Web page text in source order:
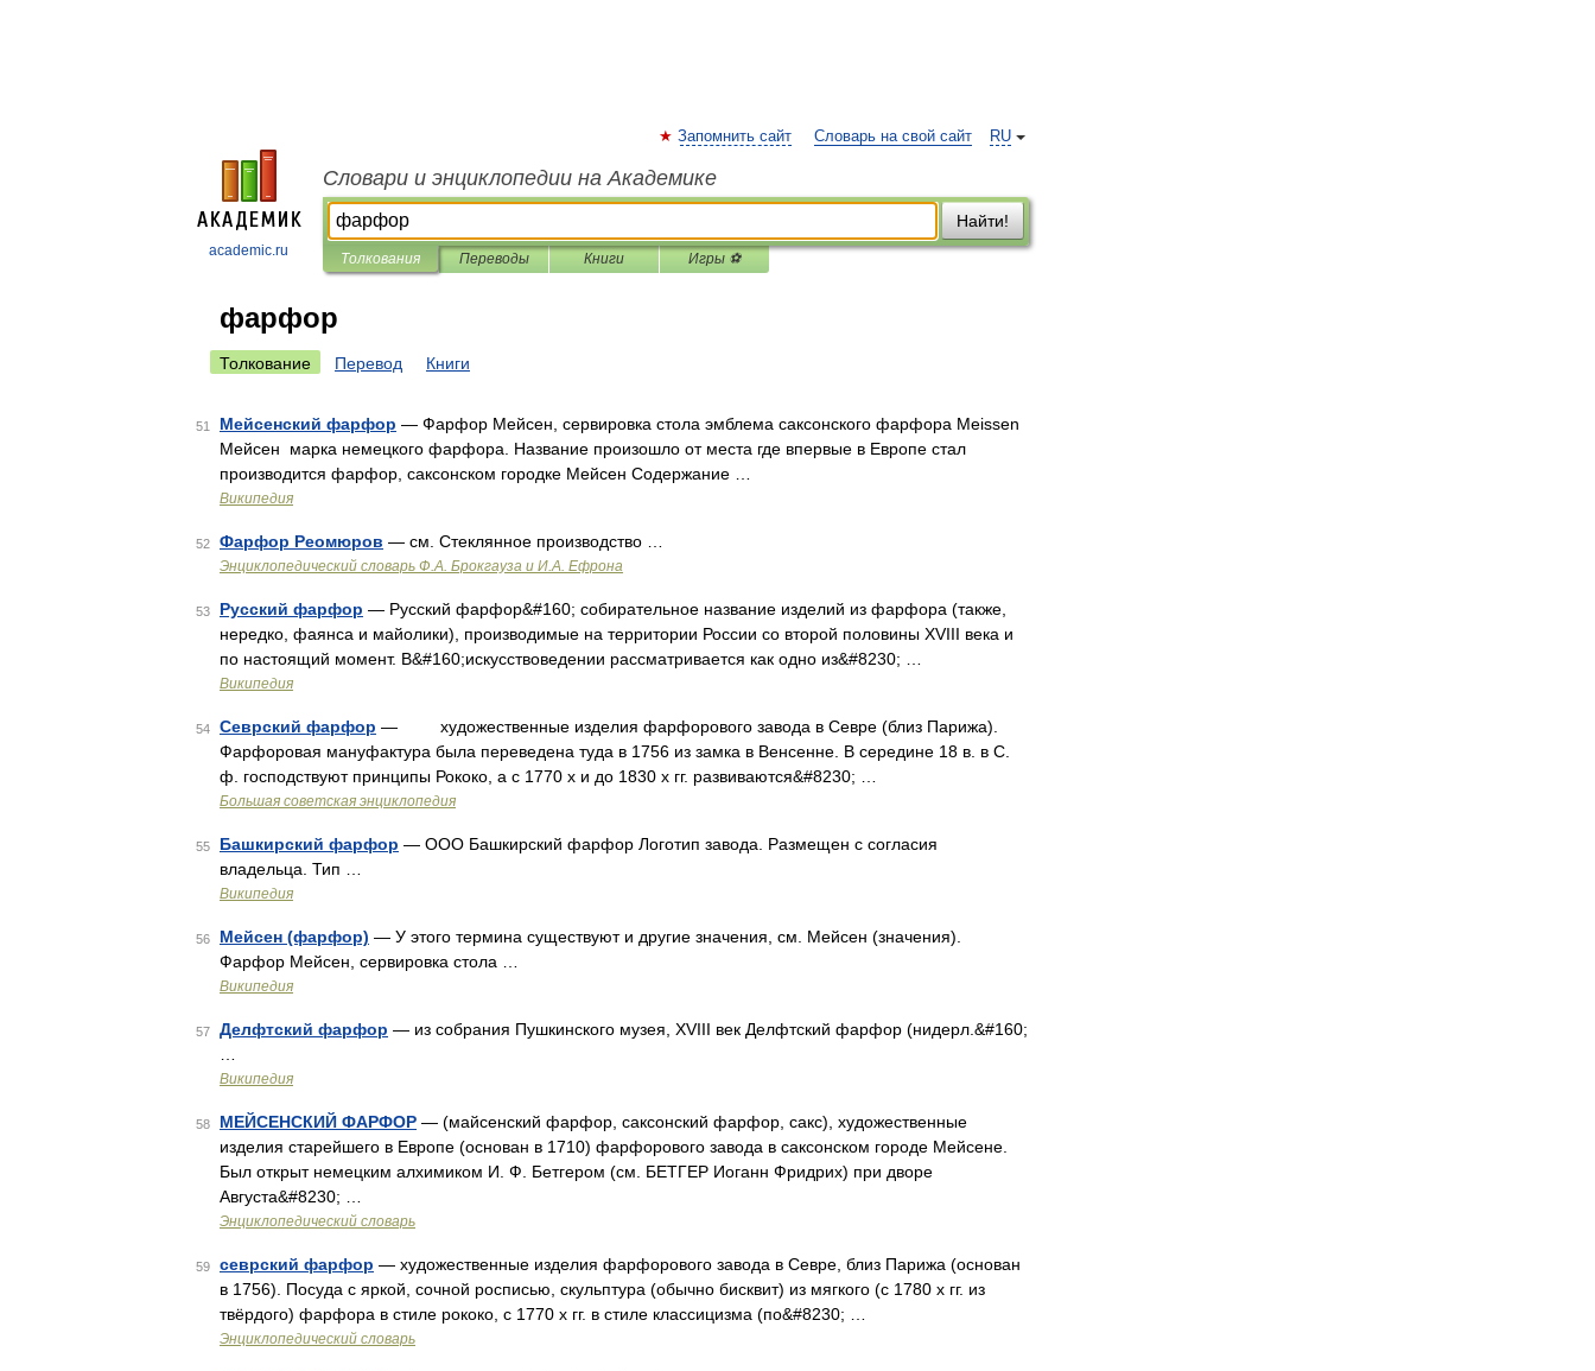
academic.ru
RU
Запомнить сайт Словарь на свой сайт
Словари и энциклопедии на Академике
Найти!
Толкования Переводы Книги Игры ⚽
фарфор
Толкование Перевод Книги
51 Мейсенский фарфор — Фарфор Мейсен, сервировка стола эмблема саксонского фарфора Meissen
Мейсен марка немецкого фарфора. Название произошло от места где впервые в Европе стал
производится фарфор, саксонском городке Мейсен Содержание …
Википедия
52 Фарфор Реомюров — см. Стеклянное производство …
Энциклопедический словарь Ф.А. Брокгауза и И.А. Ефрона
53 Русский фарфор — Русский фарфор&#160; собирательное название изделий из фарфора (также,
нередко, фаянса и майолики), производимые на территории России со второй половины XVIII века и
по настоящий момент. В&#160;искусствоведении рассматривается как одно из&#8230; …
Википедия
54 Севрский фарфор — художественные изделия фарфорового завода в Севре (близ Парижа).
Фарфоровая мануфактура была переведена туда в 1756 из замка в Венсенне. В середине 18 в. в С.
ф. господствуют принципы Рококо, а с 1770 х и до 1830 х гг. развиваются&#8230; …
Большая советская энциклопедия
55 Башкирский фарфор — OOO Башкирский фарфор Логотип завода. Размещен с согласия
владельца. Тип …
Википедия
56 Мейсен (фарфор) — У этого термина существуют и другие значения, см. Мейсен (значения).
Фарфор Мейсен, сервировка стола …
Википедия
57 Делфтский фарфор — из собрания Пушкинского музея, XVIII век Делфтский фарфор (нидерл.&#160;
Википедия
58 МЕЙСЕНСКИЙ ФАРФОР — (майсенский фарфор, саксонский фарфор, сакс), художественные
изделия старейшего в Европе (основан в 1710) фарфорового завода в саксонском городе Мейсене.
Был открыт немецким алхимиком И. Ф. Бетгером (см. БЕТГЕР Иоганн Фридрих) при дворе
Августа&#8230; …
Энциклопедический словарь
59 севрский фарфор — художественные изделия фарфорового завода в Севре, близ Парижа (основан
в 1756). Посуда с яркой, сочной росписью, скульптура (обычно бисквит) из мягкого (с 1780 х гг. из
твёрдого) фарфора в стиле рококо, с 1770 х гг. в стиле классицизма (по&#8230; …
Энциклопедический словарь